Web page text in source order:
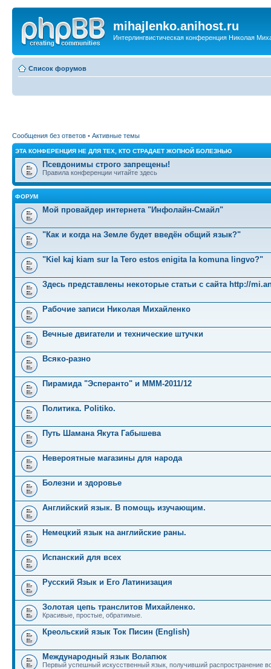
mihajlenko.anihost.ru
Интерлингвистическая конференция Николая
Список форумов
Сообщения без ответов • Активные темы
ЭТА КОНФЕРЕНЦИЯ НЕ ДЛЯ ТЕХ, КТО СТРАДАЕТ ЖОПНОЙ БОЛЕЗНЬЮ
Псевдонимы строго запрещены!
Правила конференции читайте здесь
ФОРУМ
Мой провайдер интернета "Инфолайн-Смайл"
"Как и когда на Земле будет введён общий язык?"
"Kiel kaj kiam sur la Tero estos enigita la komuna lingvo?"
Здесь представлены некоторые статьи с сайта http://
Рабочие записи Николая Михайленко
Вечные двигатели и технические штучки
Всяко-разно
Пирамида "Эсперанто" и MMM-2011/12
Политика. Politiko.
Путь Шамана Якута Габышева
Невероятные магазины для народа
Болезни и здоровье
Английский язык. В помощь изучающим.
Немецкий язык на английские раны.
Испанский для всех
Русский Язык и Его Латинизация
Золотая цепь транслитов Михайленко.
Красивые, простые, обратимые.
Креольский язык Ток Писин (English)
Международный язык Волапюк
Первый успешный искусственный язык, получивший распространение